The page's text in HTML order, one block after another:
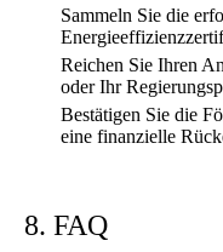
Sammeln Sie die
Reichen Sie Ihren
oder Ihr
Bestätigen Sie die
eine finanzielle
8. FAQ